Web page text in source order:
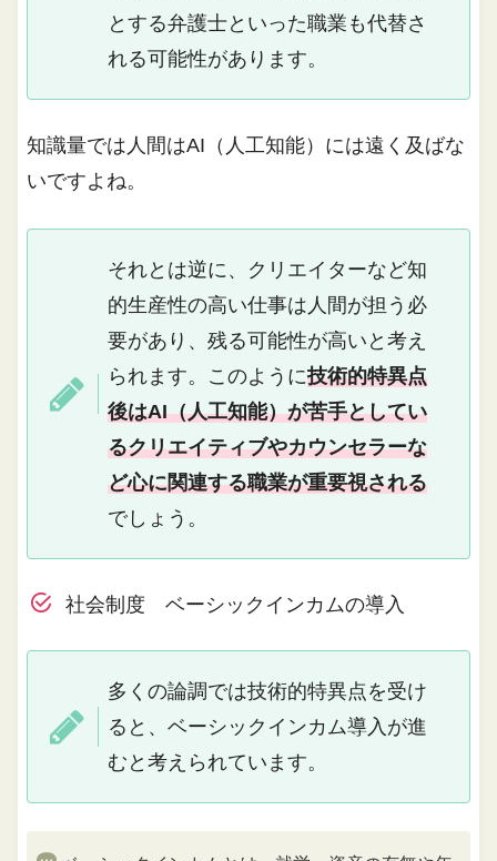
とする弁護士といった職業も代替さ
れる可能性があります。
知識量では人間はAI（人工知能）には遠く及ばな
いですよね。
それとは逆に、クリエイターなど知
的生産性の高い仕事は人間が担う必
要があり、残る可能性が高いと考え
られます。このように技術的特異点
後はAI（人工知能）が苦手としてい
るクリエイティブやカウンセラーな
ど心に関連する職業が重要視される
でしょう。
社会制度 ベーシックインカムの導入
多くの論調では技術的特異点を受け
ると、ベーシックインカム導入が進
むと考えられています。